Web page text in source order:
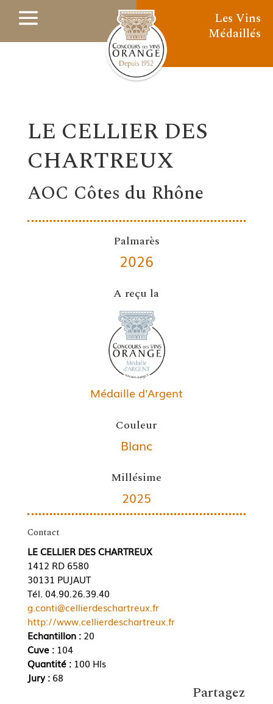
Les Vins
Médaillés
LE CELLIER DES
CHARTREUX
AOC Côtes du Rhône
Palmarès
2026
A reçu la
Médaille d'Argent
Couleur
Blanc
Millésime
2025
Contact
LE CELLIER DES CHARTREUX
1412 RD 6580
30131 PUJAUT
Tél. 04.90.26.39.40
g.conti@cellierdeschartreux.fr
http://www.cellierdeschartreux.fr
Echantillon :20
Cuve : 104
Quantité : 100 Hls
Jury : 68
Partagez